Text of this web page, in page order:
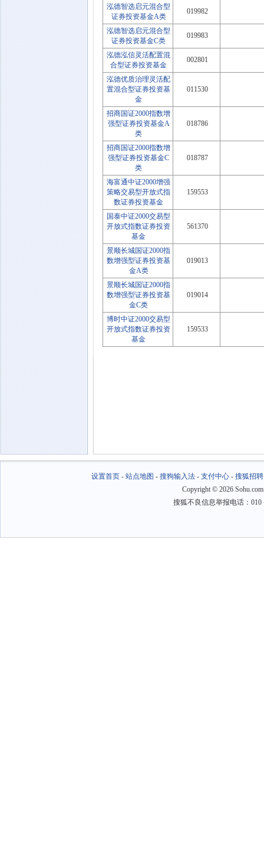
泓德智选启元混合型
证券投资基金A类
019982
泓德智选启元混合型
证券投资基金C类
019983
泓德泓信灵活配置混
合型证券投资基金
002801
泓德优质治理灵活配
置混合型证券投资基
金
011530
招商国证2000指数增
强型证券投资基金A
类
018786
招商国证2000指数增
强型证券投资基金C
类
018787
海富通中证2000增强
策略交易型开放式指
数证券投资基金
159553
国泰中证2000交易型
开放式指数证券投资
基金
561370
景顺长城国证2000指
数增强型证券投资基
金A类
019013
景顺长城国证2000指
数增强型证券投资基
金C类
019014
博时中证2000交易型
开放式指数证券投资
基金
159533
设置首页- 站点地图 - 搜狗输入法- 支付中心- 搜狐招聘
Copyright © 2026
搜狐不良信息举报电话：010